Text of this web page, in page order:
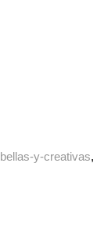
bellas-y-creativas